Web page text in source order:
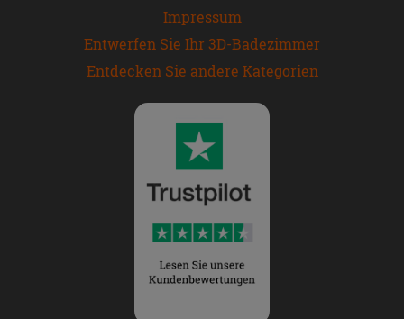
Impressum
Entwerfen Sie Ihr 3D-Badezimmer
Entdecken Sie andere Kategorien